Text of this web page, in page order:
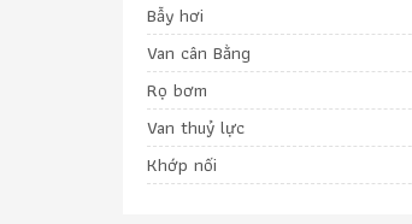
Bẫy hơi
Van cân Bằng
Rọ bơm
Van thuỷ lực
Khớp nối